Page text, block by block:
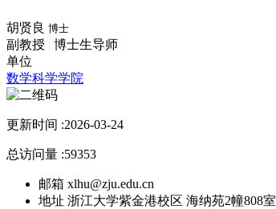
胡贤良 博士
副教授
博士生导师
单位
数学科学学院
更新时间 :2026-03-24
总访问量 :59353
邮箱 xlhu@zju.edu.cn
地址 浙江大学紫金港校区 海纳苑2幢808室